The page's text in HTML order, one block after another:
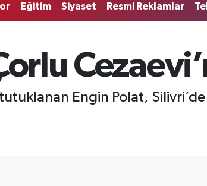
Eğitim Siyaset Resmi Reklamlar
tutuklanan Engin Polat,